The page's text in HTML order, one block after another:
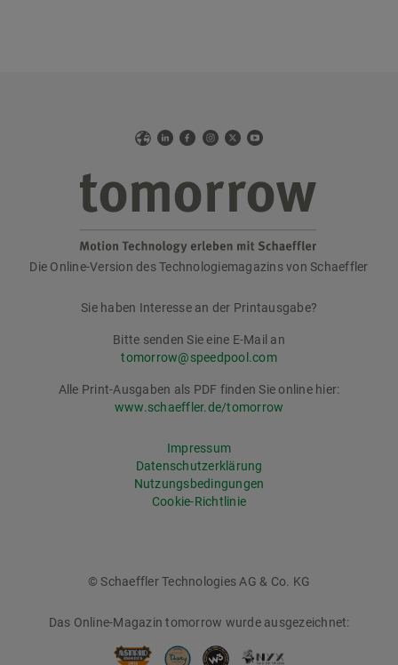
WebLinkedIn
Facebook
Instagram
X YouTube
tomorrow
Die Online-Version des Technologiemagazins von Schaeffler
Sie haben Interesse an der Printausgabe?
Bitte senden Sie eine E-Mail an
tomorrow@speedpool.com
Alle Print-Ausgaben als PDF finden Sie online hier:
www.schaeffler.de/tomorrow
Impressum
Datenschutzerklärung
Nutzungsbedingungen
Cookie-Richtlinie
© Schaeffler Technologies AG & Co. KG
Das Online-Magazin tomorrow wurde ausgezeichnet: